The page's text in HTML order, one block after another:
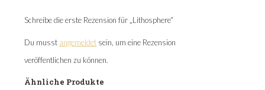
Schreibe die erste Rezension für „Lithosphere“
Du musst angemeldet sein, um eine Rezension
veröffentlichen zu können.
Ähnliche Produkte